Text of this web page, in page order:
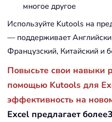
многое другое
Используйте Kutools на
— поддерживает
Французский, Китайский и
Повысьте свои навыки
помощью Kutools для
эффективность на
Excel предлагает